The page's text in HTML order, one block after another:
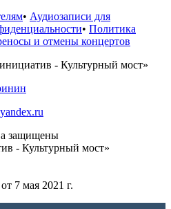
• Аудиозаписи для
• Политика
и отмены концертов
- Культурный мост»
защищены
- Культурный мост»
7 мая 2021 г.